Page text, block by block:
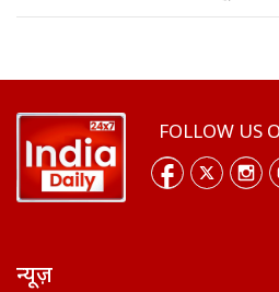
FOLLOW US
न्यूज़